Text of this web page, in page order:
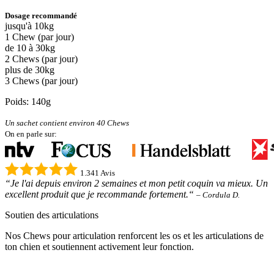
Dosage recommandé
jusqu'à 10kg
1 Chew (par jour)
de 10 à 30kg
2 Chews (par jour)
plus de 30kg
3 Chews (par jour)
Poids: 140g
Un sachet contient environ 40 Chews
On en parle sur:
1.341 Avis
“Je l'ai depuis environ 2 semaines et mon petit coquin va mieux. Un
excellent produit que je recommande fortement.“ – Cordula D.
Soutien des articulations
Nos Chews pour articulation renforcent les os et les articulations de
ton chien et soutiennent activement leur fonction.